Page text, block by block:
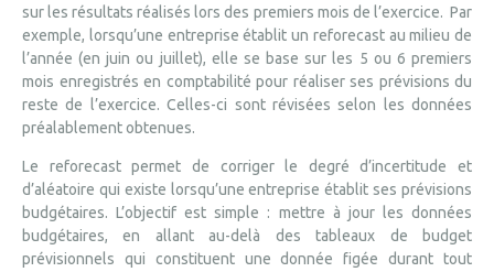
sur les résultats réalisés lors des premiers mois de l’exercice. Par
exemple, lorsqu’une entreprise établit un reforecast au milieu de
l’année (en juin ou juillet), elle se base sur les 5 ou 6 premiers
mois enregistrés en comptabilité pour réaliser ses prévisions du
reste de l’exercice. Celles-ci sont révisées selon les données
préalablement obtenues.
Le reforecast permet de corriger le degré d’incertitude et
d’aléatoire qui existe lorsqu’une entreprise établit ses prévisions
budgétaires. L’objectif est simple : mettre à jour les données
budgétaires, en allant au-delà des tableaux de budget
prévisionnels qui constituent une donnée figée durant tout